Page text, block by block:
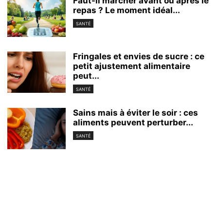
repas ? Le moment idéal...
SANTÉ
Fringales et envies de sucre : ce
petit ajustement alimentaire
peut...
SANTÉ
Sains mais à éviter le soir : ces
aliments peuvent perturber...
SANTÉ